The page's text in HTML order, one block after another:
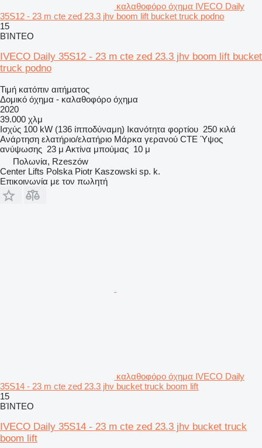
καλαθοφόρο όχημα IVECO Daily
35S12 - 23 m cte zed 23.3 jhv boom lift bucket truck podno
15
ΒΊΝΤΕΟ
IVECO Daily 35S12 - 23 m cte zed 23.3 jhv boom lift bucket
truck podno
Τιμή κατόπιν αιτήματος
Δομικό όχημα - καλαθοφόρο όχημα
2020
39.000 χλμ
Ισχύς 100 kW (136 ίπποδύναμη) Ικανότητα φορτίου 250 κιλά
Ανάρτηση ελατήριο/ελατήριο Μάρκα γερανού CTE Ύψος
ανύψωσης 23 μ Ακτίνα μπούμας 10 μ
Πολωνία, Rzeszów
Center Lifts Polska Piotr Kaszowski sp. k.
Επικοινωνία με τον πωλητή
καλαθοφόρο όχημα IVECO Daily
35S14 - 23 m cte zed 23.3 jhv bucket truck boom lift
15
ΒΊΝΤΕΟ
IVECO Daily 35S14 - 23 m cte zed 23.3 jhv bucket truck
boom lift